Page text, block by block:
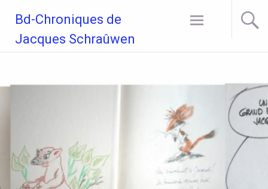
contenu
principal
Bd-Chroniques de
Jacques Schraûwen